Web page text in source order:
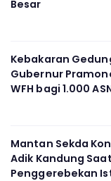
Besar
Kebakaran
Gubernur
WFH bagi 1.000
Mantan Sekda
Adik Kandung
Penggerebekan